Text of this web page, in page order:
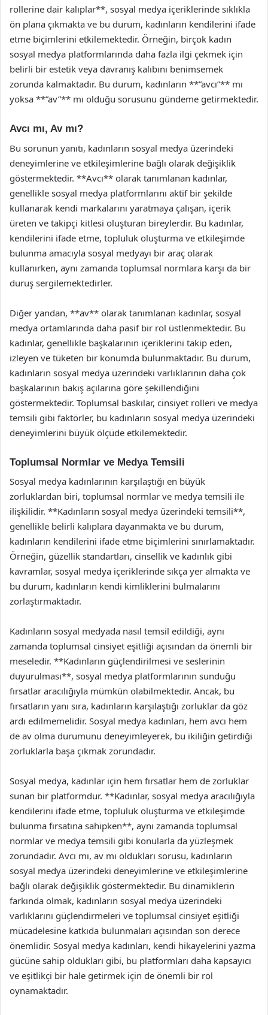
rollerine dair kalıplar**, sosyal medya içeriklerinde sıklıkla
ön plana çıkmakta ve bu durum, kadınların kendilerini ifade
etme biçimlerini etkilemektedir. Örneğin, birçok kadın
sosyal medya platformlarında daha fazla ilgi çekmek için
belirli bir estetik veya davranış kalıbını benimsemek
zorunda kalmaktadır. Bu durum, kadınların **”avcı”** mı
yoksa **”av”** mı olduğu sorusunu gündeme getirmektedir.
Avcı mı, Av mı?
Bu sorunun yanıtı, kadınların sosyal medya üzerindeki
deneyimlerine ve etkileşimlerine bağlı olarak değişiklik
göstermektedir. **Avcı** olarak tanımlanan kadınlar,
genellikle sosyal medya platformlarını aktif bir şekilde
kullanarak kendi markalarını yaratmaya çalışan, içerik
üreten ve takipçi kitlesi oluşturan bireylerdir. Bu kadınlar,
kendilerini ifade etme, topluluk oluşturma ve etkileşimde
bulunma amacıyla sosyal medyayı bir araç olarak
kullanırken, aynı zamanda toplumsal normlara karşı da bir
duruş sergilemektedirler.
Diğer yandan, **av** olarak tanımlanan kadınlar, sosyal
medya ortamlarında daha pasif bir rol üstlenmektedir. Bu
kadınlar, genellikle başkalarının içeriklerini takip eden,
izleyen ve tüketen bir konumda bulunmaktadır. Bu durum,
kadınların sosyal medya üzerindeki varlıklarının daha çok
başkalarının bakış açılarına göre şekillendiğini
göstermektedir. Toplumsal baskılar, cinsiyet rolleri ve medya
temsili gibi faktörler, bu kadınların sosyal medya üzerindeki
deneyimlerini büyük ölçüde etkilemektedir.
Toplumsal Normlar ve Medya Temsili
Sosyal medya kadınlarının karşılaştığı en büyük
zorluklardan biri, toplumsal normlar ve medya temsili ile
ilişkilidir. **Kadınların sosyal medya üzerindeki temsili**,
genellikle belirli kalıplara dayanmakta ve bu durum,
kadınların kendilerini ifade etme biçimlerini sınırlamaktadır.
Örneğin, güzellik standartları, cinsellik ve kadınlık gibi
kavramlar, sosyal medya içeriklerinde sıkça yer almakta ve
bu durum, kadınların kendi kimliklerini bulmalarını
zorlaştırmaktadır.
Kadınların sosyal medyada nasıl temsil edildiği, aynı
zamanda toplumsal cinsiyet eşitliği açısından da önemli bir
meseledir. **Kadınların güçlendirilmesi ve seslerinin
duyurulması**, sosyal medya platformlarının sunduğu
fırsatlar aracılığıyla mümkün olabilmektedir. Ancak, bu
fırsatların yanı sıra, kadınların karşılaştığı zorluklar da göz
ardı edilmemelidir. Sosyal medya kadınları, hem avcı hem
de av olma durumunu deneyimleyerek, bu ikiliğin getirdiği
zorluklarla başa çıkmak zorundadır.
Sosyal medya, kadınlar için hem fırsatlar hem de zorluklar
sunan bir platformdur. **Kadınlar, sosyal medya aracılığıyla
kendilerini ifade etme, topluluk oluşturma ve etkileşimde
bulunma fırsatına sahipken**, aynı zamanda toplumsal
normlar ve medya temsili gibi konularla da yüzleşmek
zorundadır. Avcı mı, av mı oldukları sorusu, kadınların
sosyal medya üzerindeki deneyimlerine ve etkileşimlerine
bağlı olarak değişiklik göstermektedir. Bu dinamiklerin
farkında olmak, kadınların sosyal medya üzerindeki
varlıklarını güçlendirmeleri ve toplumsal cinsiyet eşitliği
mücadelesine katkıda bulunmaları açısından son derece
önemlidir. Sosyal medya kadınları, kendi hikayelerini yazma
gücüne sahip oldukları gibi, bu platformları daha kapsayıcı
ve eşitlikçi bir hale getirmek için de önemli bir rol
oynamaktadır.